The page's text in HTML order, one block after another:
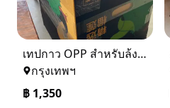
เทปกาว OPP สำหรับล้งผลไม้ – เหนียวแน่น ประหยัดกว่า ติดทน สบายใจ
กรุงเทพฯ
฿ 1,350